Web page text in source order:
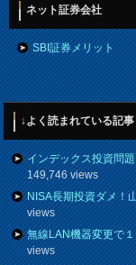
ネット証券会社
SBI証券メリット
↓よく読まれている記事
インデックス投資問
149,746 views
NISA長期投資ダメ！
views
無線LAN機器変更で
views